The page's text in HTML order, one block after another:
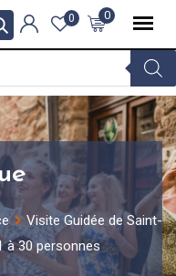
0
0
Visite Guidée de Saint-
à 30 personnes